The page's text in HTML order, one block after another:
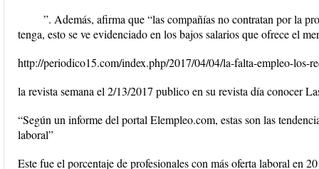
”. Además, afirma que “las compañías no contratan por la
tenga, esto se ve evidenciado en los bajos salarios que ofrece el
http://periodico15.com/index.php/2017/04/04/la-falta-empleo-los-
la revista semana el 2/13/2017 publico en su revista día conocer
“Según un informe del portal Elempleo.com, estas son las
laboral”
Este fue el porcentaje de profesionales con más oferta laboral en